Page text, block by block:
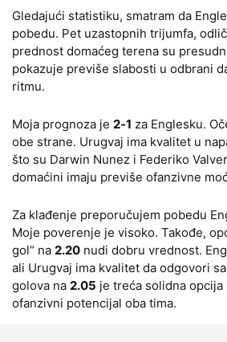
Gledajući statistiku, smatram da
pobedu. Pet uzastopnih trijumfa,
prednost domaćeg terena su
pokazuje previše slabosti u odbrani
ritmu.
Moja prognoza je 2-1 za Englesku.
obe strane. Urugvaj ima kvalitet u
što su Darwin Nunez i Federiko
domaćini imaju previše ofanzivne
Za klađenje preporučujem pobedu
Moje poverenje je visoko. Takođe,
gol“ na 2.20 nudi dobru vrednost.
ali Urugvaj ima kvalitet da odgovori
golova na 2.05 je treća solidna opcija
ofanzivni potencijal oba tima.